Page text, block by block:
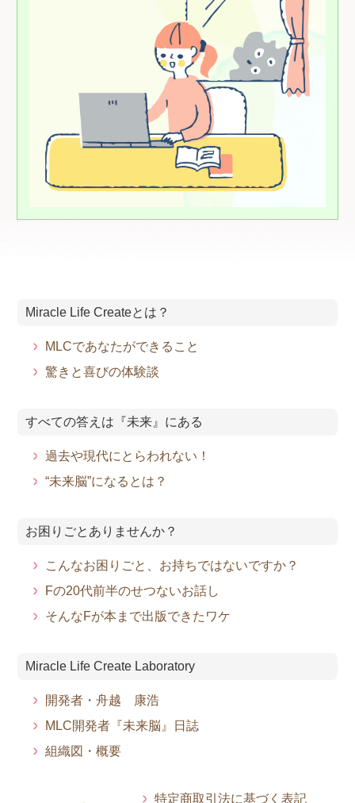
特定商取引法に基づく表記
Miracle Life Createとは？
MLCであなたができること
驚きと喜びの体験談
すべての答えは『未来』にある
過去や現代にとらわれない！
“未来脳”になるとは？
お困りごとありませんか？
こんなお困りごと、お持ちではないですか？
Fの20代前半のせつないお話し
そんなFが本まで出版できたワケ
Miracle Life Create Laboratory
開発者・舟越 康浩
MLC開発者『未来脳』日誌
組織図・概要